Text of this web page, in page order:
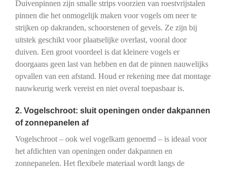
Duivenpinnen zijn smalle strips voorzien van roestvrijstalen
pinnen die het onmogelijk maken voor vogels om neer te
strijken op dakranden, schoorstenen of gevels. Ze zijn bij
uitstek geschikt voor plaatselijke overlast, vooral door
duiven. Een groot voordeel is dat kleinere vogels er
doorgaans geen last van hebben en dat de pinnen nauwelijks
opvallen van een afstand. Houd er rekening mee dat montage
nauwkeurig werk vereist en niet overal toepasbaar is.
2. Vogelschroot: sluit openingen onder dakpannen
of zonnepanelen af
Vogelschroot – ook wel vogelkam genoemd – is ideaal voor
het afdichten van openingen onder dakpannen en
zonnepanelen. Het flexibele materiaal wordt langs de